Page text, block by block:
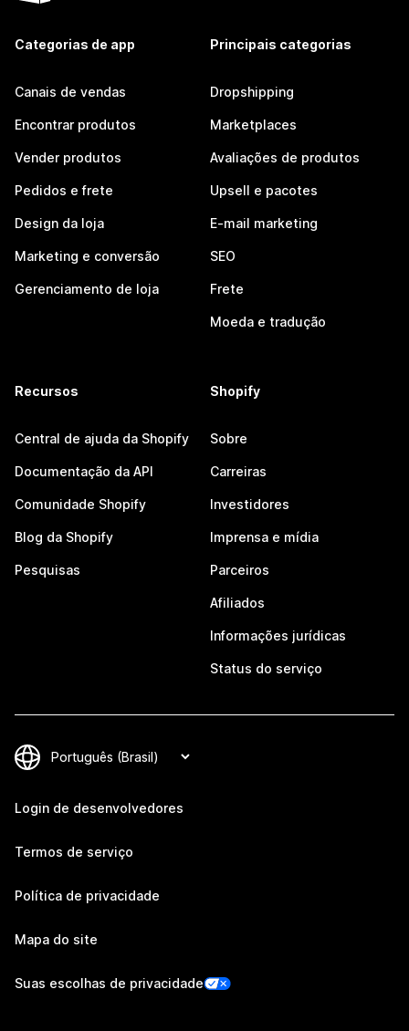
Categorias de app
Canais de vendas
Encontrar produtos
Vender produtos
Pedidos e frete
Design da loja
Marketing e conversão
Gerenciamento de loja
Principais categorias
Dropshipping
Marketplaces
Avaliações de produtos
Upsell e pacotes
E-mail marketing
SEO
Frete
Moeda e tradução
Recursos
Central de ajuda da Shopify
Documentação da API
Comunidade Shopify
Blog da Shopify
Pesquisas
Shopify
Sobre
Carreiras
Investidores
Imprensa e mídia
Parceiros
Afiliados
Informações jurídicas
Status do serviço
Login de desenvolvedores
Termos de serviço
Política de privacidade
Mapa do site
Suas escolhas de privacidade